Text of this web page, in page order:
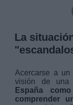
La
Acercarse a
visión de una
España
comprender
Legitimación: